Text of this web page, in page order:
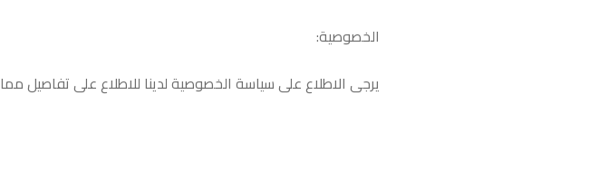
الخصوصية:
يرجى الاطلاع على سياسة الخصوصية لدينا للاطلاع على تفاصيل